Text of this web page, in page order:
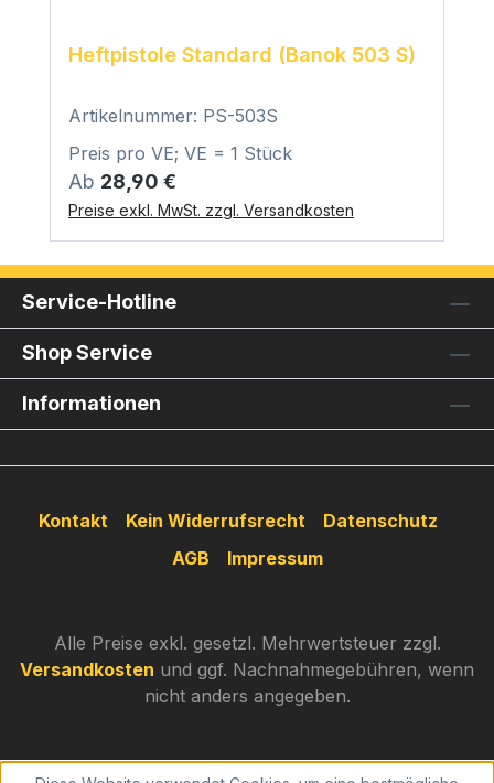
Heftpistole Standard (Banok 503 S)
Artikelnummer: PS-503S
Preis pro VE; VE = 1 Stück
Regulärer Preis:
Ab 28,90 €
Preise exkl. MwSt. zzgl. Versandkosten
Service-Hotline
Shop Service
Informationen
Kontakt Kein Widerrufsrecht
Datenschutz
AGB
Impressum
Alle Preise exkl. gesetzl. Mehrwertsteuer zzgl.
Versandkosten und ggf. Nachnahmegebühren, wenn
nicht anders angegeben.